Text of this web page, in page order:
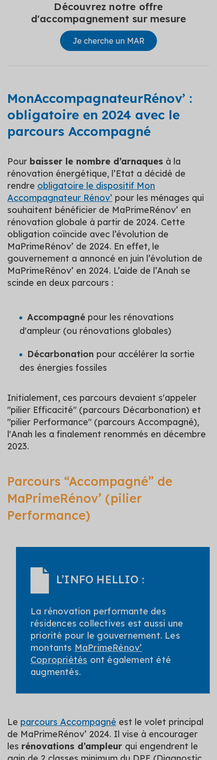
Découvrez notre offre
d'accompagnement sur mesure
MonAccompagnateurRénov’ :
obligatoire en 2024 avec le
parcours Accompagné
Pour baisser le nombre d’arnaques à la
rénovation énergétique, l’Etat a décidé de
rendre obligatoire le dispositif Mon
Accompagnateur Rénov’ pour les ménages qui
souhaitent bénéficier de MaPrimeRénov’ en
rénovation globale à partir de 2024. Cette
obligation coïncide avec l’évolution de
MaPrimeRénov’ de 2024. En effet, le
gouvernement a annoncé en juin l’évolution de
MaPrimeRénov’ en 2024. L’aide de l’Anah se
scinde en deux parcours :
Accompagné pour les rénovations
d'ampleur (ou rénovations globales)
Décarbonation pour accélérer la sortie
des énergies fossiles
Initialement, ces parcours devaient s'appeler
"pilier Efficacité" (parcours Décarbonation) et
"pilier Performance" (parcours Accompagné),
l'Anah les a finalement renommés en décembre
2023.
Parcours “Accompagné” de
MaPrimeRénov’ (pilier
Performance)
L’INFO HELLIO :
La rénovation performante des
résidences collectives est aussi une
priorité pour le gouvernement. Les
montants MaPrimeRénov’
Copropriétés ont également été
augmentés.
Le parcours Accompagné est le volet principal
de MaPrimeRénov’ 2024. Il vise à encourager
les rénovations d’ampleur qui engendrent le